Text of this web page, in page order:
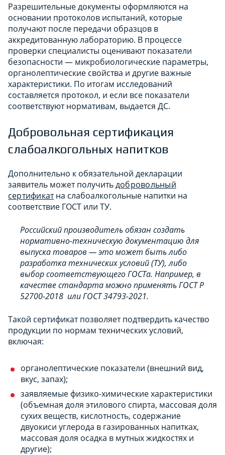
Разрешительные документы оформляются на
основании протоколов испытаний, которые
получают после передачи образцов в
аккредитованную лабораторию. В процессе
проверки специалисты оценивают показатели
безопасности — микробиологические параметры,
органолептические свойства и другие важные
характеристики. По итогам исследований
составляется протокол, и если все показатели
соответствуют нормативам, выдается ДС.
Добровольная сертификация
слабоалкогольных напитков
Дополнительно к обязательной декларации
заявитель может получитьдобровольный
сертификатна слабоалкогольные напитки на
соответствие ГОСТ или ТУ.
Российский производитель обязан создать
нормативно-техническую документацию для
выпуска товаров — это может быть либо
разработка технических условий (ТУ), либо
выбор соответствующего ГОСТа. Например, в
качестве стандарта можно применять ГОСТ Р
52700-2018 или ГОСТ 34793-2021.
Такой сертификат позволяет подтвердить качество
продукции по нормам технических условий,
включая:
органолептические показатели (внешний вид,
вкус, запах);
заявляемые физико-химические характеристики
(объемная доля этилового спирта, массовая доля
сухих веществ, кислотность, содержание
двуокиси углерода в газированных напитках,
массовая доля осадка в мутных жидкостях и
другие);